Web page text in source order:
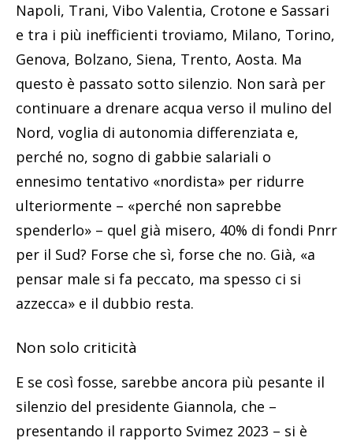
Napoli, Trani, Vibo Valentia, Crotone e Sassari
e tra i più inefficienti troviamo, Milano, Torino,
Genova, Bolzano, Siena, Trento, Aosta. Ma
questo è passato sotto silenzio. Non sarà per
continuare a drenare acqua verso il mulino del
Nord, voglia di autonomia differenziata e,
perché no, sogno di gabbie salariali o
ennesimo tentativo «nordista» per ridurre
ulteriormente – «perché non saprebbe
spenderlo» – quel già misero, 40% di fondi Pnrr
per il Sud? Forse che sì, forse che no. Già, «a
pensar male si fa peccato, ma spesso ci si
azzecca» e il dubbio resta.
Non solo criticità
E se così fosse, sarebbe ancora più pesante il
silenzio del presidente Giannola, che –
presentando il rapporto Svimez 2023 – si è